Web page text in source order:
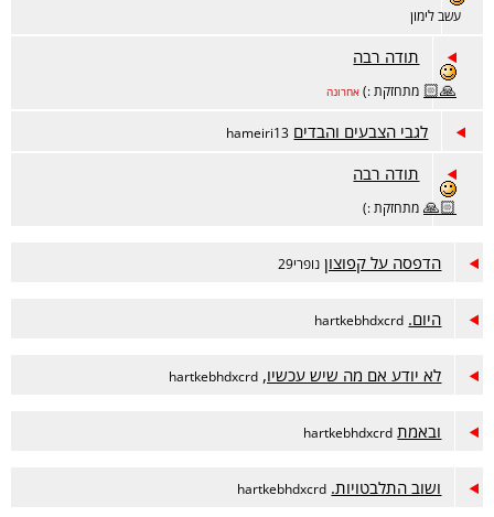
עשב לימון
תודה רבה
🙏🏻 מתחזקת :) אחרונה
לגבי הצבעים והבדים hameiri13
תודה רבה
🙏🏻 מתחזקת :)
הדפסה על קפוצון נופרי29
היום. hartkebhdxcrd
לא יודע אם מה שיש עכשיו, hartkebhdxcrd
ובאמת hartkebhdxcrd
ושוב התלבטויות. hartkebhdxcrd